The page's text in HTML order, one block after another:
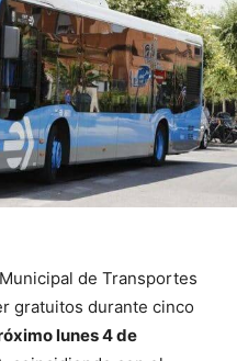
de Transportes
gratuitos durante cinco
lunes 4 de